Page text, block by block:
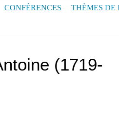
CONFÉRENCES THÈMES DE
(1719-